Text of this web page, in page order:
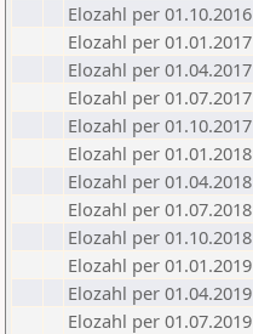
Elozahl per 01.10.2016
Elozahl per 01.01.2017
Elozahl per 01.04.2017
Elozahl per 01.07.2017
Elozahl per 01.10.2017
Elozahl per 01.01.2018
Elozahl per 01.04.2018
Elozahl per 01.07.2018
Elozahl per 01.10.2018
Elozahl per 01.01.2019
Elozahl per 01.04.2019
Elozahl per 01.07.2019